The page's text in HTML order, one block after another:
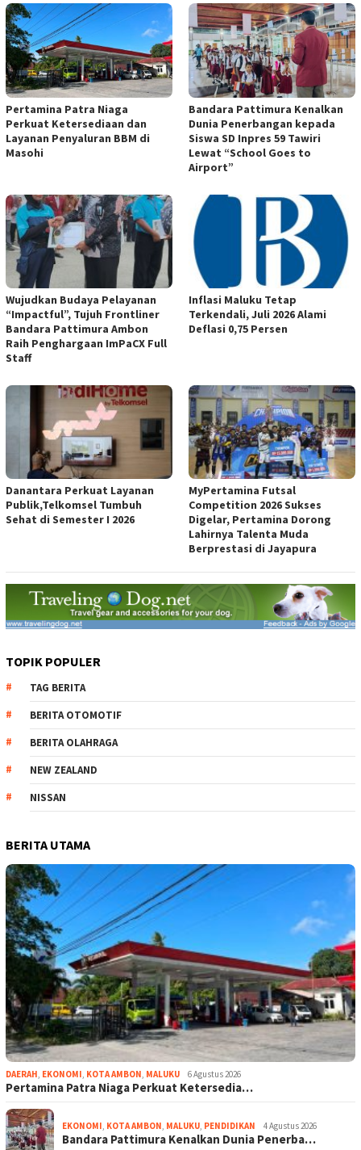
Pertamina Patra Niaga
Perkuat Ketersediaan dan
Layanan Penyaluran BBM di
Masohi
Bandara Pattimura Kenalkan
Dunia Penerbangan kepada
Siswa SD Inpres 59 Tawiri
Lewat “School Goes to
Airport”
Wujudkan Budaya Pelayanan
“Impactful”, Tujuh Frontliner
Bandara Pattimura Ambon
Raih Penghargaan ImPaCX Full
Staff
Inflasi Maluku Tetap
Terkendali, Juli 2026 Alami
Deflasi 0,75 Persen
Danantara Perkuat Layanan
Publik,Telkomsel Tumbuh
Sehat di Semester I 2026
MyPertamina Futsal
Competition 2026 Sukses
Digelar, Pertamina Dorong
Lahirnya Talenta Muda
Berprestasi di Jayapura
TOPIK POPULER
TAG BERITA
BERITA OTOMOTIF
BERITA OLAHRAGA
NEW ZEALAND
NISSAN
BERITA UTAMA
DAERAH, EKONOMI, KOTA AMBON, MALUKU 6 Agustus 2026
Pertamina Patra Niaga Perkuat Ketersedia…
EKONOMI, KOTA AMBON, MALUKU, PENDIDIKAN 4 Agustus 2026
Bandara Pattimura Kenalkan Dunia Penerba…